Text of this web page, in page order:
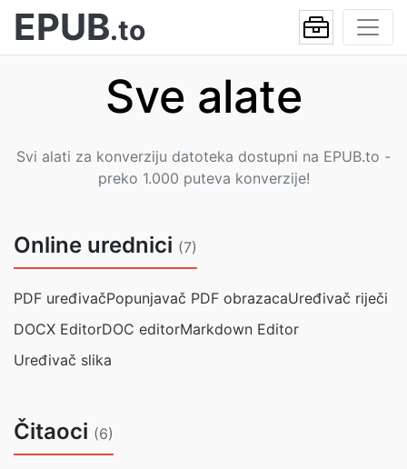
EPUB.to
Sve alate
Svi alati za konverziju datoteka dostupni na EPUB.to -
preko 1.000 puteva konverzije!
Online urednici (7)
PDF uređivačPopunjavač PDF obrazacaUređivač riječi
DOCX EditorDOC editorMarkdown Editor
Uređivač slika
Čitaoci (6)